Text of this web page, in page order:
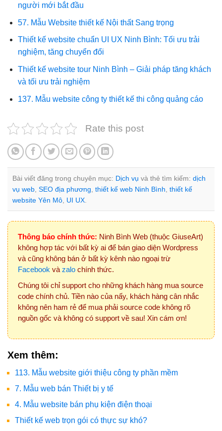
người mới bắt đầu
57. Mẫu Website thiết kế Nội thất Sang trọng
Thiết kế website chuẩn UI UX Ninh Bình: Tối ưu trải
nghiệm, tăng chuyển đổi
Thiết kế website tour Ninh Bình – Giải pháp tăng khách
và tối ưu trải nghiệm
137. Mẫu website công ty thiết kế thi công quảng cáo
Rate this post
Bài viết đăng trong chuyên mục: Dịch vụ và thẻ tìm kiếm: dịch
vụ web SEO địa phương thiết kế web Ninh Bình thiết kế
website Yên Mô UI UX
Thông báo chính thức: Ninh Bình Web (thuộc GiuseArt)
không hợp tác với bất kỳ ai để bán giao diện Wordpress
và cũng không bán ở bất kỳ kênh nào ngoại trừ
Facebook và zalo chính thức.
Chúng tôi chỉ support cho những khách hàng mua source
code chính chủ. Tiền nào của nấy, khách hàng cân nhắc
không nên ham rẻ để mua phải source code không rõ
nguồn gốc và không có support về sau! Xin cám ơn!
Xem thêm:
113. Mẫu website giới thiệu công ty phần mềm
7. Mẫu web bán Thiết bị y tế
4. Mẫu website bán phụ kiện điện thoại
Thiết kế web trọn gói có thực sự khó?